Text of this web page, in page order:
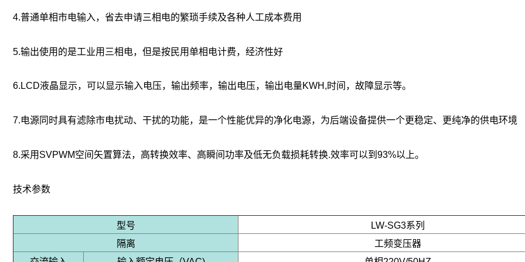
4.普通单相市电输入，省去申请三相电的繁琐手续及各种人工成本费用
5.输出使用的是工业用三相电，但是按民用单相电计费，经济性好
6.LCD液晶显示，可以显示输入电压，输出频率，输出电压，输出电量KWH,时间，故障显示等。
7.电源同时具有滤除市电扰动、干扰的功能，是一个性能优异的净化电源，为后端设备提供一个更稳定、更纯净的供电环境
8.采用SVPWM空间矢置算法，高转换效率、高瞬间功率及低无负载损耗转换.效率可以到93%以上。
技术参数
型号
LW-SG3系列
隔离
工频变压器